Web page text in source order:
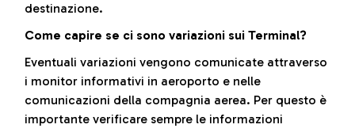
destinazione.
Come capire se ci sono variazioni sui Terminal?
Eventuali variazioni vengono comunicate attraverso
i monitor informativi in aeroporto e nelle
comunicazioni della compagnia aerea. Per questo è
importante verificare sempre le informazioni